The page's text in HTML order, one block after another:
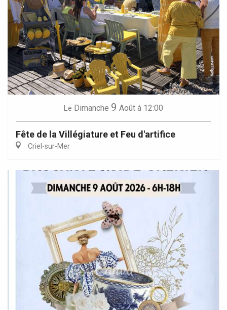
Le Dimanche 9 Août à 12:00
Fête de la Villégiature et Feu d'artifice
Criel-sur-Mer